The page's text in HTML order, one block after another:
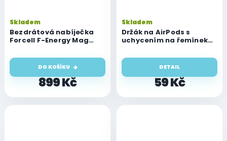
Bezdrátová nabíječka
Forcell F-Energy Mag
kompatibilní s MagSafe,
Apple Watch, AirPods,
Samsung Watch, růžová
Skladem
899 Kč
DO KOŠÍKU
Držák na AirPods s
uchycením na řemínek
Skladem
59 Kč
DETAIL